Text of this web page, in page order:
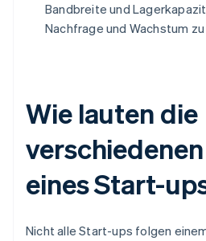
Bandbreite und
Nachfrage und Wachstum
Wie lauten die
eines Start-
Nicht alle Start-ups folgen